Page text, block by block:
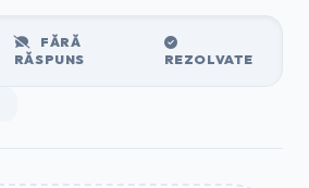
FĂRĂ
RĂSPUNS
REZOLVATE